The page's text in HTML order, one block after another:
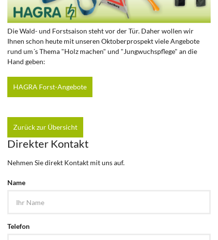
Die Wald- und Forstsaison steht vor der Tür. Daher wollen wir
Ihnen schon heute mit unseren Oktoberprospekt viele Angebote
rund um´s Thema "Holz machen" und "Jungwuchspflege" an die
Hand geben:
HAGRA Forst-Angebote
Zurück zur Übersicht
Direkter Kontakt
Nehmen Sie direkt Kontakt mit uns auf.
Name
Telefon